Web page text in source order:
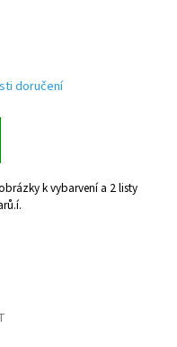
doručení
k vybarvení a 2 listy